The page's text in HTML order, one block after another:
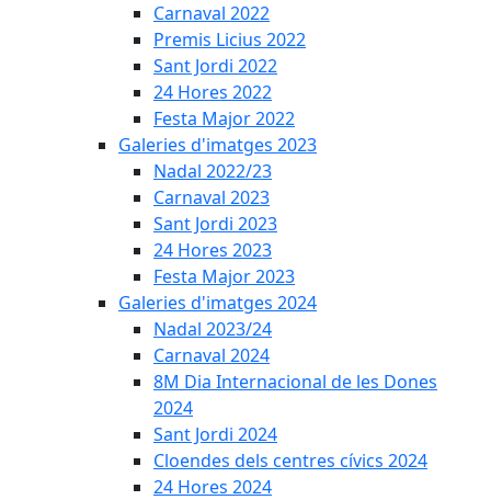
Carnaval 2022
Premis Licius 2022
Sant Jordi 2022
24 Hores 2022
Festa Major 2022
Galeries d'imatges 2023
Nadal 2022/23
Carnaval 2023
Sant Jordi 2023
24 Hores 2023
Festa Major 2023
Galeries d'imatges 2024
Nadal 2023/24
Carnaval 2024
8M Dia Internacional de les Dones
2024
Sant Jordi 2024
Cloendes dels centres cívics 2024
24 Hores 2024